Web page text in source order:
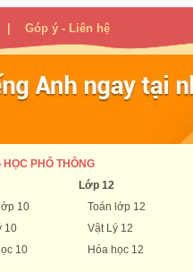
Góp ý - Liên hệ
HỌC PHỔ THÔNG
10
10
10
Lớp 12
Toán lớp 12
Vật Lý 12
Hóa học 12